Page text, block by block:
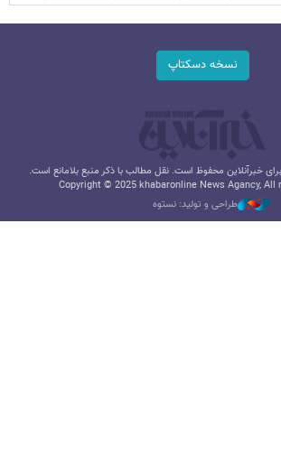
نسخه دسکتاپ
خبرآنلاین محفوظ است. نقل مطالب با ذکر منبع بلامانع است.
Copyright © 2025 khabaronline News Agancy, All
طراحی و تولید: نستوه